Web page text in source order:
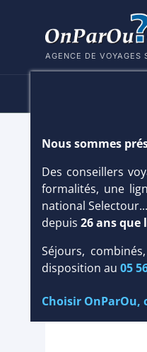
AGENCE DE VOYAGES
OCLUB
HôtelClub
Nous sommes
Des conseillers
formalités, une
national
depuis 26 ans que
Séjours,
disposition au 05
Choisir OnParOu,